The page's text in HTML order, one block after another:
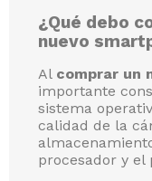
¿Qué debo
nuevo
Al comprar un
importante
sistema
calidad de la
procesador y el